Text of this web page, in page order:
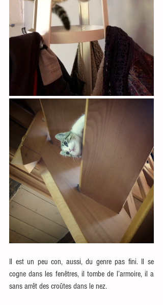
Il est un peu con, aussi, du genre pas fini. Il se
cogne dans les fenêtres, il tombe de l’armoire, il a
sans arrêt des croûtes dans le nez.